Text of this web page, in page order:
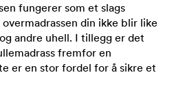
fungerer som et slags
din ikke blir like
andre uhell. I tillegg er det
fremfor en
er en stor fordel for å sikre et